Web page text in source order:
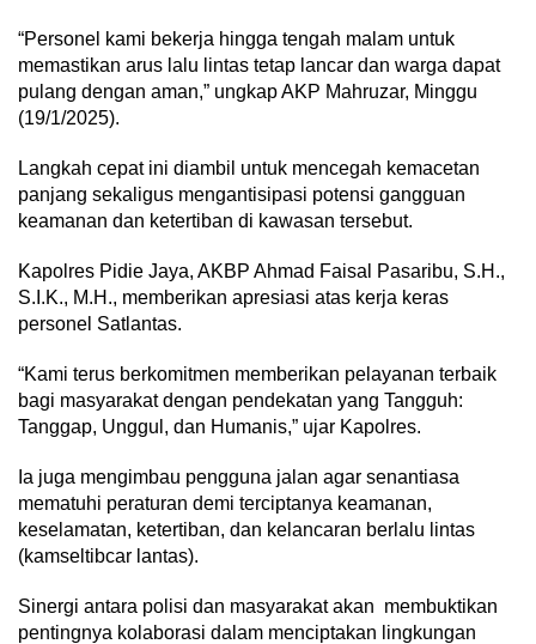
“Personel kami bekerja hingga tengah malam untuk
memastikan arus lalu lintas tetap lancar dan warga dapat
pulang dengan aman,” ungkap AKP Mahruzar, Minggu
(19/1/2025).
Langkah cepat ini diambil untuk mencegah kemacetan
panjang sekaligus mengantisipasi potensi gangguan
keamanan dan ketertiban di kawasan tersebut.
Kapolres Pidie Jaya, AKBP Ahmad Faisal Pasaribu, S.H.,
S.I.K., M.H., memberikan apresiasi atas kerja keras
personel Satlantas.
“Kami terus berkomitmen memberikan pelayanan terbaik
bagi masyarakat dengan pendekatan yang Tangguh:
Tanggap, Unggul, dan Humanis,” ujar Kapolres.
Ia juga mengimbau pengguna jalan agar senantiasa
mematuhi peraturan demi terciptanya keamanan,
keselamatan, ketertiban, dan kelancaran berlalu lintas
(kamseltibcar lantas).
Sinergi antara polisi dan masyarakat akan membuktikan
pentingnya kolaborasi dalam menciptakan lingkungan